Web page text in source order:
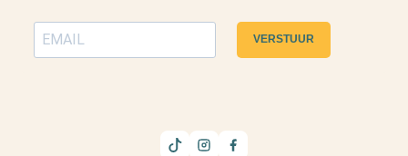
VERSTUUR